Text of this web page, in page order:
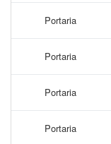
Portaria
Portaria
Portaria
Portaria